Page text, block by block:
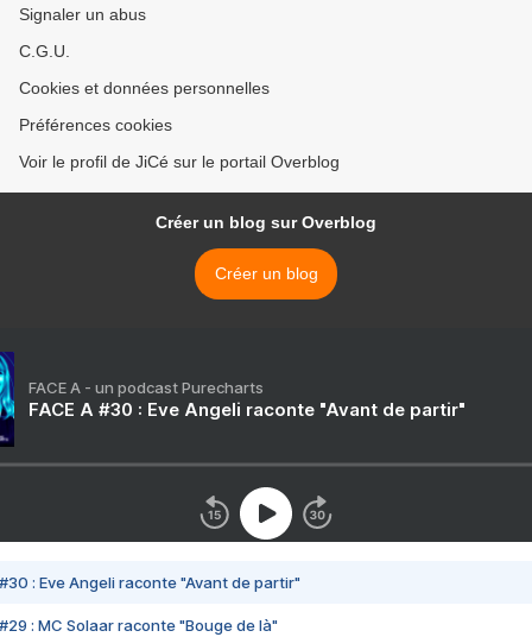
Signaler un abus
C.G.U.
Cookies et données personnelles
Préférences cookies
Voir le profil de JiCé sur le portail Overblog
Créer un blog sur Overblog
Créer un blog
FACE A - un podcast Purecharts
FACE A #30 : Eve Angeli raconte "Avant de partir"
#30 : Eve Angeli raconte "Avant de partir"
#29 : MC Solaar raconte "Bouge de là"